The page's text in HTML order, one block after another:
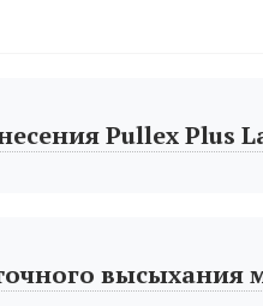
Pullex Plus
высыхания